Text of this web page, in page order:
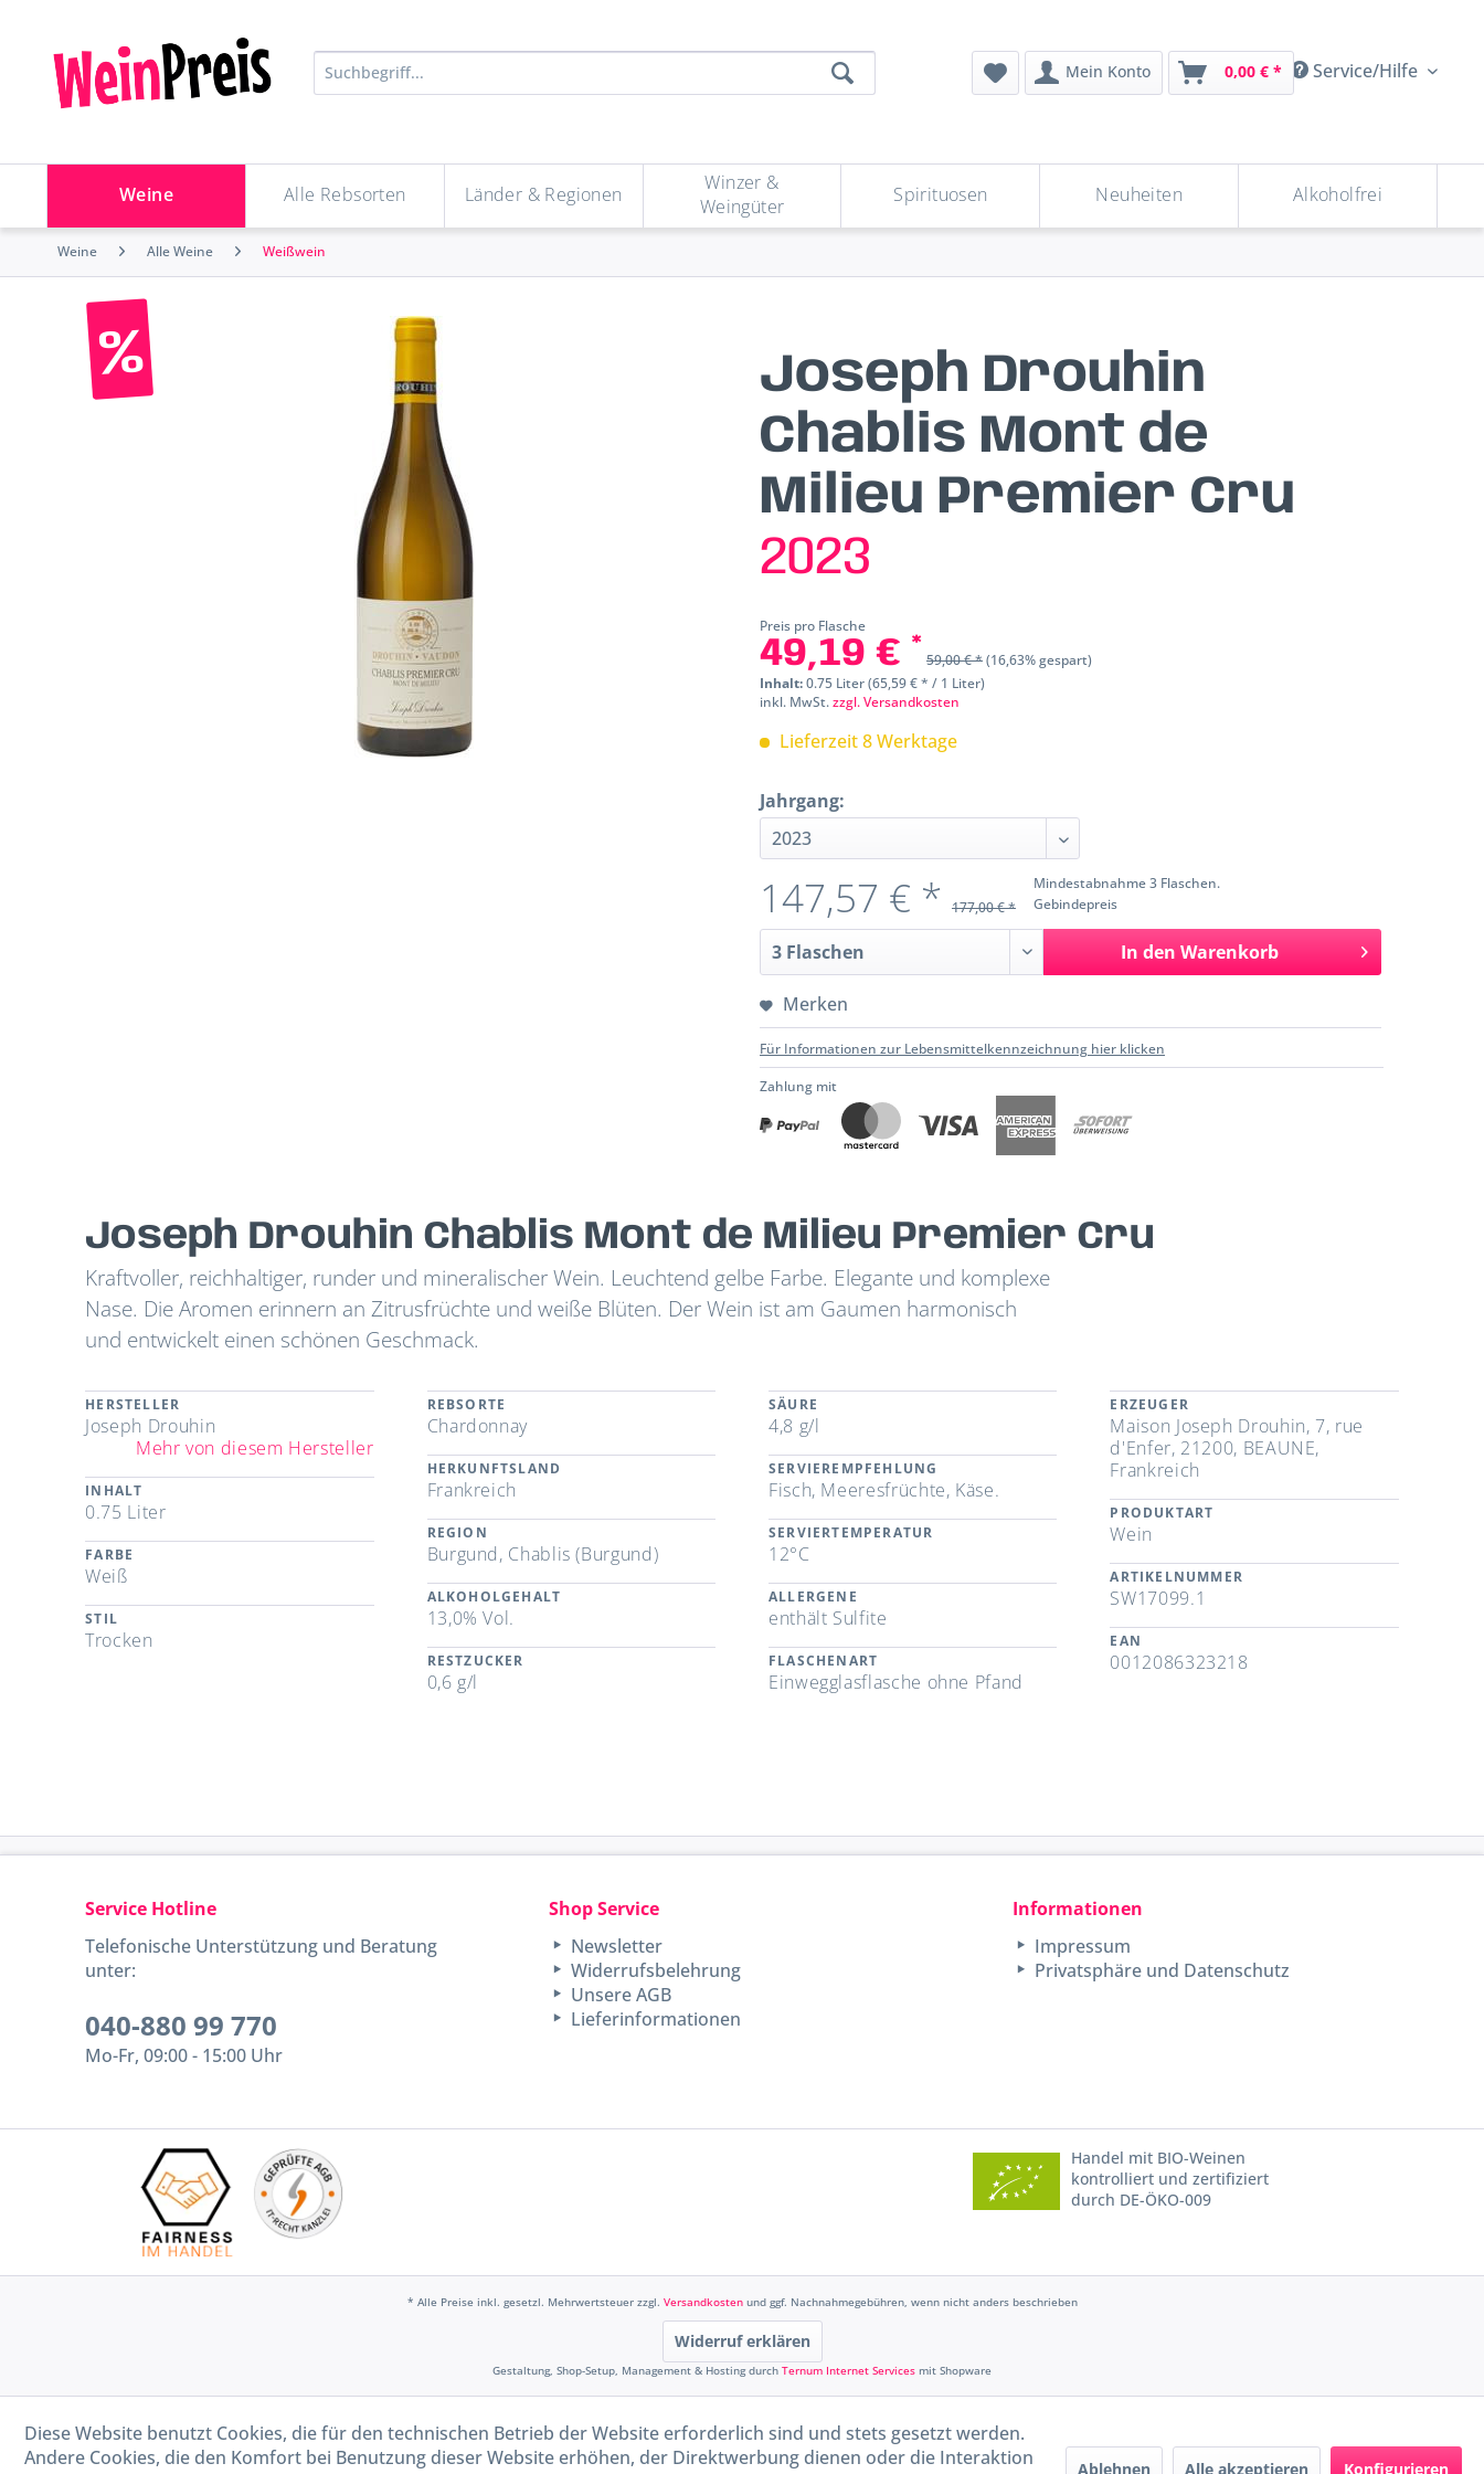
Service/Hilfe
Mein Konto 0,00 € *
Weine Alle Rebsorten Länder & Regionen
Winzer &
Weingüter
Spirituosen Neuheiten Alkoholfrei
Weine Alle Weine Weißwein
Joseph Drouhin
Chablis Mont de
Milieu Premier Cru
2023
Preis pro Flasche
49,19 € * 59,00 € *(16,63% gespart)
Inhalt:0.75 Liter (65,59 € * / 1 Liter)
inkl. MwSt.zzgl. Versandkosten
Lieferzeit 8 Werktage
Jahrgang:
Mindestabnahme 3 Flaschen.
Gebindepreis
147,57 € * 177,00 € *
In den Warenkorb
Merken
Für Informationen zur Lebensmittelkennzeichnung hier klicken
Zahlung mit
Joseph Drouhin Chablis Mont de Milieu Premier Cru
Kraftvoller, reichhaltiger, runder und mineralischer Wein. Leuchtend gelbe Farbe. Elegante und komplexe
Nase. Die Aromen erinnern an Zitrusfrüchte und weiße Blüten. Der Wein ist am Gaumen harmonisch
und entwickelt einen schönen Geschmack.
HERSTELLER
Joseph Drouhin
Mehr von diesem Hersteller
INHALT
0.75 Liter
FARBE
Weiß
STIL
Trocken
REBSORTE
Chardonnay
HERKUNFTSLAND
Frankreich
REGION
Burgund, Chablis (Burgund)
ALKOHOLGEHALT
13,0% Vol.
RESTZUCKER
0,6 g/l
SÄURE
4,8 g/l
SERVIEREMPFEHLUNG
Fisch, Meeresfrüchte, Käse.
SERVIERTEMPERATUR
12°C
ALLERGENE
enthält Sulfite
FLASCHENART
Einwegglasflasche ohne Pfand
ERZEUGER
Maison Joseph Drouhin, 7, rue
d'Enfer, 21200, BEAUNE,
Frankreich
PRODUKTART
Wein
ARTIKELNUMMER
SW17099.1
EAN
0012086323218
Service Hotline
Telefonische Unterstützung und Beratung
unter:
040-880 99 770
Mo-Fr, 09:00 - 15:00 Uhr
Shop Service
Newsletter
Widerrufsbelehrung
Unsere AGB
Lieferinformationen
Informationen
Impressum
Privatsphäre und Datenschutz
Handel mit BIO-Weinen
kontrolliert und zertifiziert
durch DE-ÖKO-009
* Alle Preise inkl. gesetzl. Mehrwertsteuer zzgl. Versandkostenund ggf. Nachnahmegebühren, wenn nicht anders beschrieben
Widerruf erklären
Gestaltung, Shop-Setup, Management & Hosting durch Ternum Internet Services mit Shopware
Diese Website benutzt Cookies, die für den technischen Betrieb der Website erforderlich sind und stets gesetzt werden.
Andere Cookies, die den Komfort bei Benutzung dieser Website erhöhen, der Direktwerbung dienen oder die Interaktion
Ablehnen Alle akzeptieren Konfigurieren